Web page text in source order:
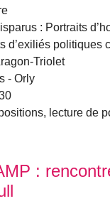
: Portraits
d’exiliés politiques
Triolet
- Orly
lecture de
: